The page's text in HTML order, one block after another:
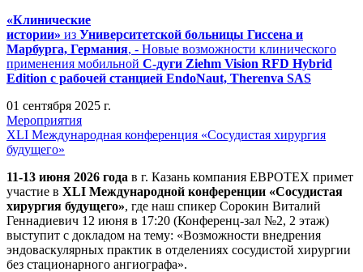
«Клинические
истории» из Университетской больницы Гиссена и
Марбурга, Германия, - Новые возможности клинического
применения мобильной С-дуги Ziehm Vision RFD Hybrid
Edition с рабочей станцией EndoNaut, Therenva SAS
01 сентября 2025 г.
Мероприятия
XLI Международная конференция «Сосудистая хирургия
будущего»
11-13 июня 2026 года в г. Казань компания ЕВРОТЕХ примет
участие в XLI Международной конференции «Сосудистая
хирургия будущего», где наш спикер Сорокин Виталий
Геннадиевич 12 июня в 17:20 (Конференц-зал №2, 2 этаж)
выступит с докладом на тему: «Возможности внедрения
эндоваскулярных практик в отделениях сосудистой хирургии
без стационарного ангиографа».